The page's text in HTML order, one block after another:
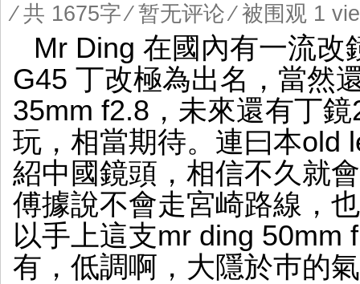
⁄ 共 1675字⁄暂无评论⁄ 被围观 1
Mr Ding 在國內有一流
G45 丁改極為出名，當然
35mm f2.8，未來還有丁
玩，相當期待。連曰本old
紹中國鏡頭，相信不久就
傅據說不會走宮崎路線，
以手上這支mr ding 50mm
有，低調啊，大隱於巿的